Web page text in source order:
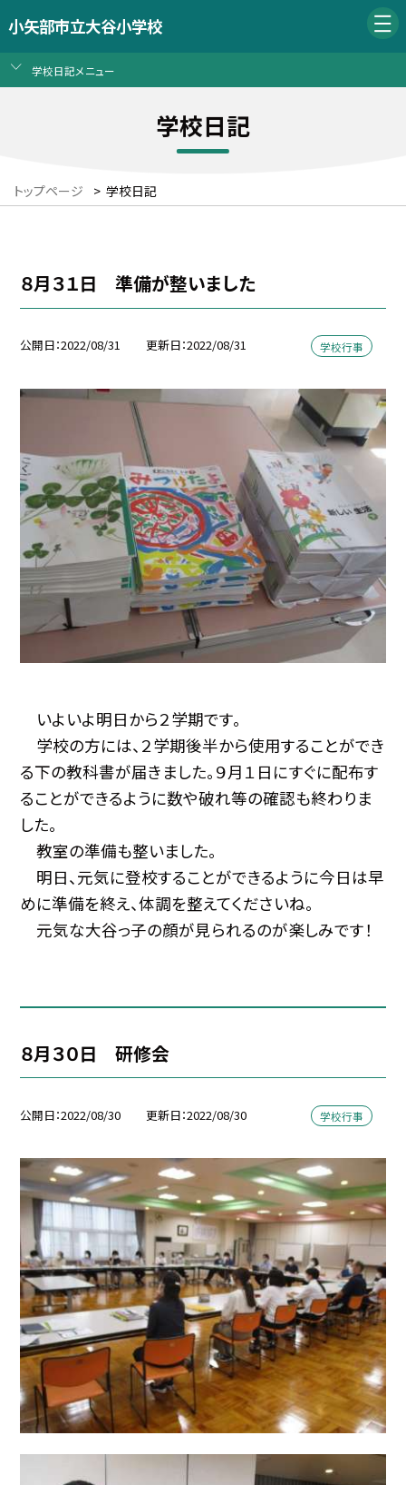
小矢部市立大谷小学校
学校日記メニュー
学校日記
トップページ > 学校日記
８月３１日 準備が整いました
公開日 2022/08/31 更新日 2022/08/31 学校行事
いよいよ明日から２学期です。
学校の方には、２学期後半から使用することができ
る下の教科書が届きました。９月１日にすぐに配布す
ることができるように数や破れ等の確認も終わりま
した。
教室の準備も整いました。
明日、元気に登校することができるように今日は早
めに準備を終え、体調を整えてくださいね。
元気な大谷っ子の顔が見られるのが楽しみです！
８月３０日 研修会
公開日 2022/08/30 更新日 2022/08/30 学校行事